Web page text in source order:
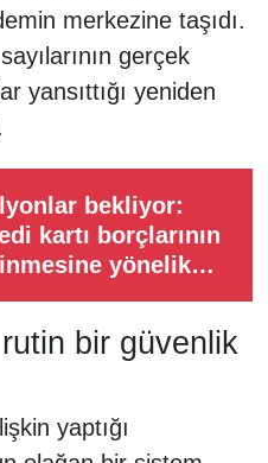
merkezine taşıdı.
gerçek
yansıttığı yeniden
bekliyor:
kartı borçlarının
yönelik
bir güvenlik
yaptığı